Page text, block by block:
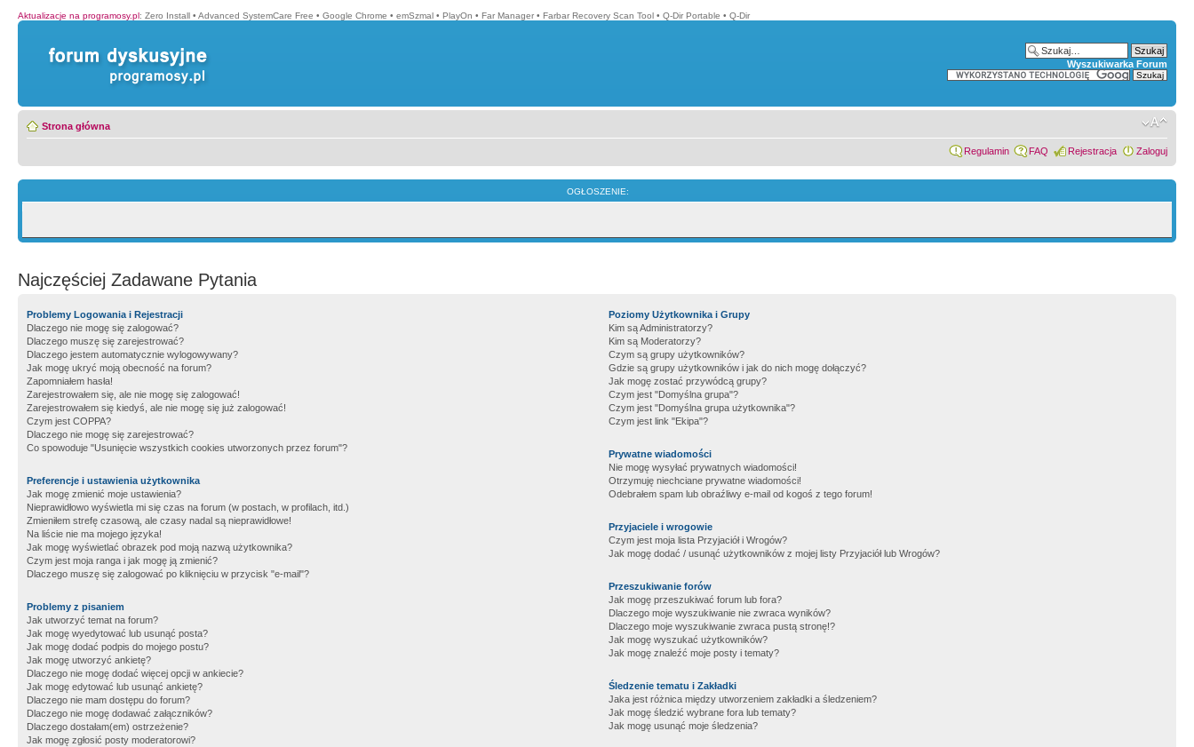
Aktualizacje na programosy.pl: Zero Install • Advanced SystemCare Free • Google Chrome • emSzmal • PlayOn • Far Manager • Farbar Recovery Scan Tool • Q-Dir Portable • Q-Dir
Wyszukiwarka Forum
Strona główna
Regulamin FAQ Rejestracja Zaloguj
OGŁOSZENIE:
Najczęściej Zadawane Pytania
Problemy Logowania i Rejestracji
Dlaczego nie mogę się zalogować?
Dlaczego muszę się zarejestrować?
Dlaczego jestem automatycznie wylogowywany?
Jak mogę ukryć moją obecność na forum?
Zapomniałem hasła!
Zarejestrowałem się, ale nie mogę się zalogować!
Zarejestrowałem się kiedyś, ale nie mogę się już zalogować!
Czym jest COPPA?
Dlaczego nie mogę się zarejestrować?
Co spowoduje "Usunięcie wszystkich cookies utworzonych przez forum"?
Preferencje i ustawienia użytkownika
Jak mogę zmienić moje ustawienia?
Nieprawidłowo wyświetla mi się czas na forum (w postach, w profilach, itd.)
Zmieniłem strefę czasową, ale czasy nadal są nieprawidłowe!
Na liście nie ma mojego języka!
Jak mogę wyświetlać obrazek pod moją nazwą użytkownika?
Czym jest moja ranga i jak mogę ją zmienić?
Dlaczego muszę się zalogować po kliknięciu w przycisk "e-mail"?
Problemy z pisaniem
Jak utworzyć temat na forum?
Jak mogę wyedytować lub usunąć posta?
Jak mogę dodać podpis do mojego postu?
Jak mogę utworzyć ankietę?
Dlaczego nie mogę dodać więcej opcji w ankiecie?
Jak mogę edytować lub usunąć ankietę?
Dlaczego nie mam dostępu do forum?
Dlaczego nie mogę dodawać załączników?
Dlaczego dostałam(em) ostrzeżenie?
Jak mogę zgłosić posty moderatorowi?
Poziomy Użytkownika i Grupy
Kim są Administratorzy?
Kim są Moderatorzy?
Czym są grupy użytkowników?
Gdzie są grupy użytkowników i jak do nich mogę dołączyć?
Jak mogę zostać przywódcą grupy?
Czym jest "Domyślna grupa"?
Czym jest "Domyślna grupa użytkownika"?
Czym jest link "Ekipa"?
Prywatne wiadomości
Nie mogę wysyłać prywatnych wiadomości!
Otrzymuję niechciane prywatne wiadomości!
Odebrałem spam lub obraźliwy e-mail od kogoś z tego forum!
Przyjaciele i wrogowie
Czym jest moja lista Przyjaciół i Wrogów?
Jak mogę dodać / usunąć użytkowników z mojej listy Przyjaciół lub Wrogów?
Przeszukiwanie forów
Jak mogę przeszukiwać forum lub fora?
Dlaczego moje wyszukiwanie nie zwraca wyników?
Dlaczego moje wyszukiwanie zwraca pustą stronę!?
Jak mogę wyszukać użytkowników?
Jak mogę znaleźć moje posty i tematy?
Śledzenie tematu i Zakładki
Jaka jest różnica między utworzeniem zakładki a śledzeniem?
Jak mogę śledzić wybrane fora lub tematy?
Jak mogę usunąć moje śledzenia?